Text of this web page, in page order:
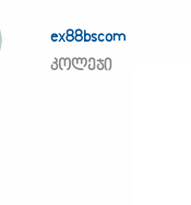
ex88bscom
კოლეჯი